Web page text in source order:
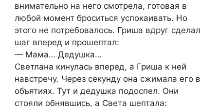
внимательно на него смотрела, готовая в
любой момент броситься успокаивать. Но
этого не потребовалось. Гриша вдруг сделал
шаг вперед и прошептал:
— Мама… Дедушка…
Светлана кинулась вперед, а Гриша к ней
навстречу. Через секунду она сжимала его в
объятиях. Тут и дедушка подоспел. Они
стояли обнявшись, а Света шептала: